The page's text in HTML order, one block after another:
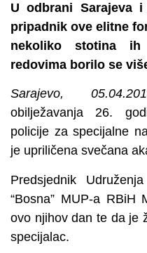
U odbrani Sarajeva
pripadnik ove elitne
nekoliko stotina
redovima borilo se
Sarajevo,
obilježavanja 26.
policije za specijalne
je upriličena svečana
Predsjednik
“Bosna” MUP-a
ovo njihov dan te da je
specijalac.